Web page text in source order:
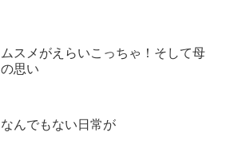
ムスメがえらいこっちゃ！そして母
の思い
なんでもない日常が